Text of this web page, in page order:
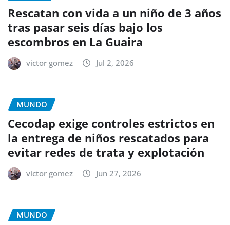
Rescatan con vida a un niño de 3 años
tras pasar seis días bajo los
escombros en La Guaira
victor gomez Jul 2, 2026
MUNDO
Cecodap exige controles estrictos en
la entrega de niños rescatados para
evitar redes de trata y explotación
victor gomez Jun 27, 2026
MUNDO